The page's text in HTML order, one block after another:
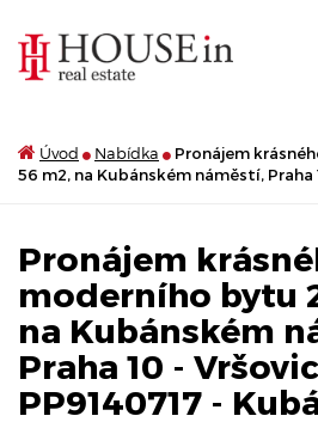
Úvod Nabídka
Pronájem
56 m2, na Kubánském náměstí, Praha
Pronájem
moderního bytu
na Kubánském
Praha 10 -
PP9140717 -